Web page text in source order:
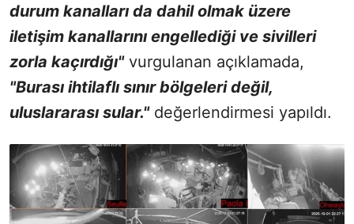
durum kanalları da dahil olmak üzere
iletişim kanallarını engellediği ve sivilleri
zorla kaçırdığı"vurgulanan açıklamada,
"Burası ihtilaflı sınır bölgeleri değil,
uluslararası sular."değerlendirmesi yapıldı.